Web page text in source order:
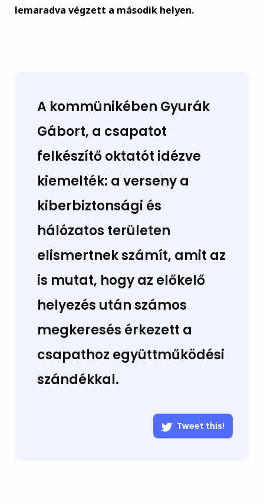
lemaradva végzett a második helyen.
A kommünikében Gyurák
Gábort, a csapatot
felkészítő oktatót idézve
kiemelték: a verseny a
kiberbiztonsági és
hálózatos területen
elismertnek számít, amit az
is mutat, hogy az előkelő
helyezés után számos
megkeresés érkezett a
csapathoz együttműködési
szándékkal.
Tweet this!